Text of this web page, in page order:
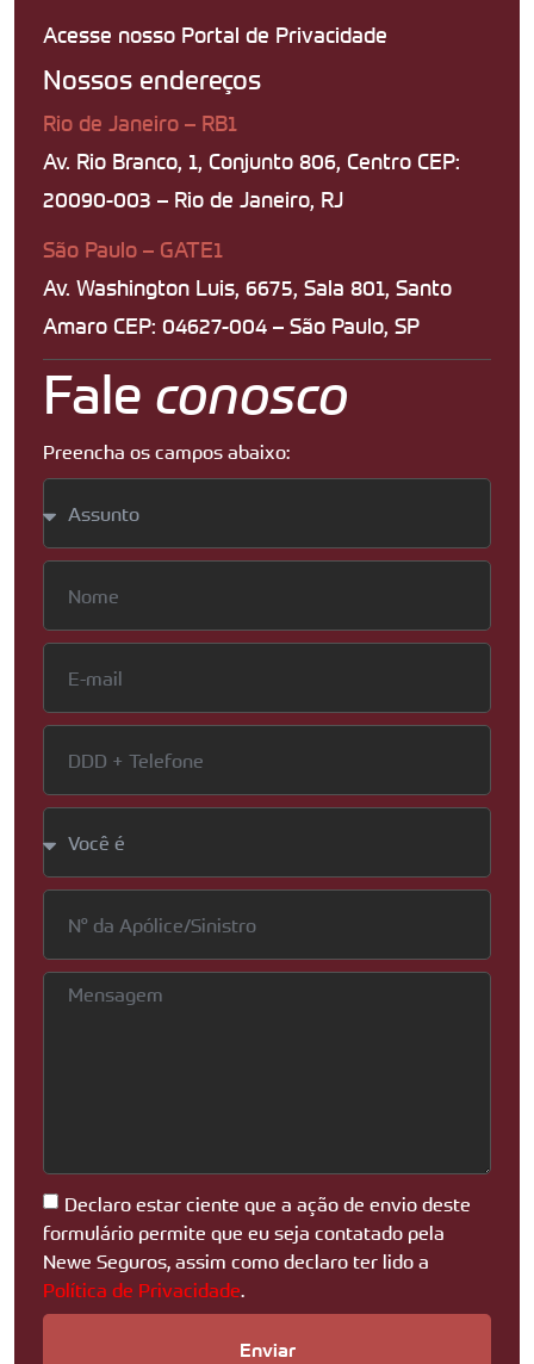
Acesse nosso Portal de Privacidade
Nossos endereços
Rio de Janeiro – RB1
Av. Rio Branco, 1, Conjunto 806, Centro CEP:
20090-003 – Rio de Janeiro, RJ
São Paulo – GATE1
Av. Washington Luis, 6675, Sala 801, Santo
Amaro CEP: 04627-004 – São Paulo, SP
Fale conosco
Preencha os campos abaixo:
Declaro estar ciente que a ação de envio deste
formulário permite que eu seja contatado pela
Newe Seguros, assim como declaro ter lido a
Política de Privacidade.
Enviar